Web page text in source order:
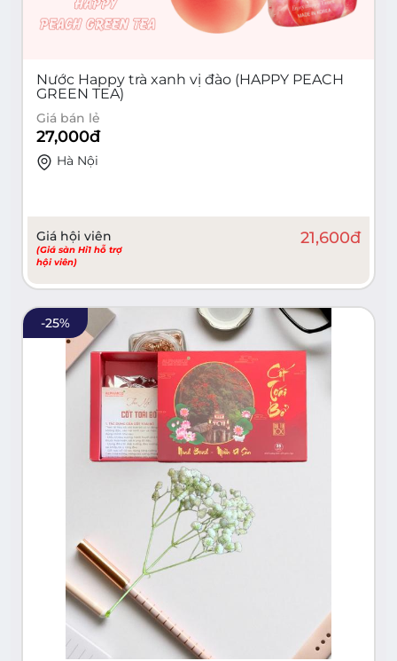
Nước Happy trà xanh vị đào (HAPPY PEACH
GREEN TEA)
Giá bán lẻ
27,000đ
Hà Nội
Giá hội viên
(Giá sàn Hi1 hỗ trợ
hội viên)
21,600đ
-25%